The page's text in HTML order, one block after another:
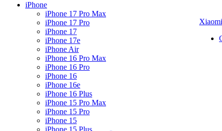
iPhone
iPhone 17 Pro Max
iPhone 17 Pro
iPhone 17
iPhone 17e
iPhone Air
iPhone 16 Pro Max
iPhone 16 Pro
iPhone 16
iPhone 16e
iPhone 16 Plus
iPhone 15 Pro Max
iPhone 15 Pro
iPhone 15
iPhone 15 Plus
Xiaomi